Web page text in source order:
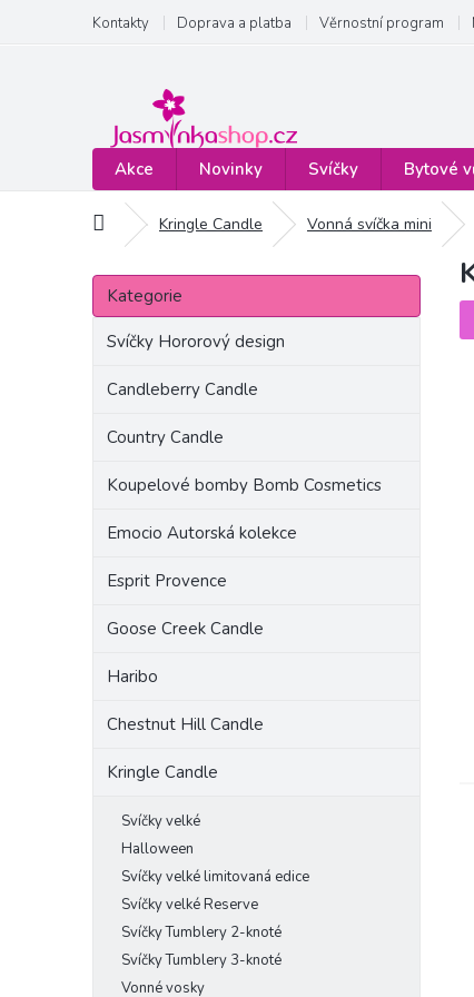
obsah
Kontakty Doprava a platba Věrnostní program
Akce Novinky Svíčky Bytové
Domů Kringle Candle Vonná svíčka mini
P
s
Přeskočit
kategorie
Kategorie
Svíčky Hororový design
Candleberry Candle
Country Candle
Koupelové bomby Bomb Cosmetics
Emocio Autorská kolekce
Esprit Provence
Goose Creek Candle
Haribo
Chestnut Hill Candle
Kringle Candle
Svíčky velké
Halloween
Svíčky velké limitovaná edice
Svíčky velké Reserve
Svíčky Tumblery 2-knoté
Svíčky Tumblery 3-knoté
Vonné vosky